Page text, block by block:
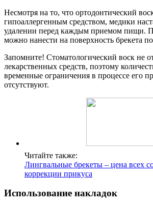
Несмотря на то, что ортодонтический
гипоаллергенным средством, медики
удалении перед каждым приемом пищи.
можно нанести на поверхность брекета
Запомните! Стоматологический воск не
лекарственных средств, поэтому
временные ограничения в процессе его
отсутствуют.
Читайте также:
Лингвальные брекеты – цена всех
коррекции прикуса
Использование накладок